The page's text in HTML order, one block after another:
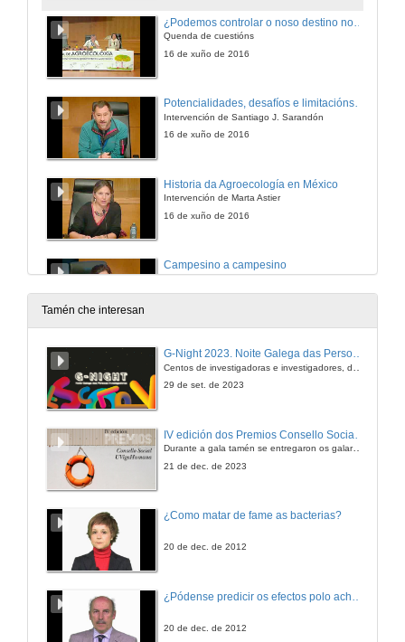
Quenda de cuestións
16 de xuño de 2016
Potencialidades, desafíos e limitacións da investigación agroecolóxica
Intervención de Santiago J. Sarandón
16 de xuño de 2016
Historia da Agroecología en México
Intervención de Marta Astier
16 de xuño de 2016
Campesino a campesino
A construción de comunidades de aprendizaxe agroecolóxicas en México
16 de xuño de 2016
Quenda de cuestións
Intervención de Sonia Irene Cárdenas Solís
Intervención de Agapito Chuctaya Alccamari
Intervención de Aida Matos
Tamén che interesan
G-Night 2023. Noite Galega das Persoas Investigadoras. Conciencias creativas
29 de set. de 2023
Durante a gala tamén se entregaron os galardóns aos mellores TFG e TFM en materia de Axenda 2030
21 de dec. de 2023
¿Como matar de fame as bacterias?
20 de dec. de 2012
20 de dec. de 2012